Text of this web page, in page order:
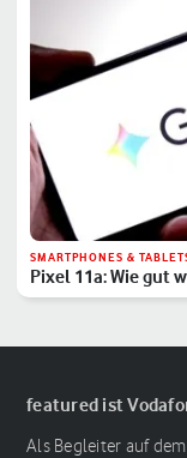
SMARTPHONES &
Pixel 11a: Wie gut
Hits?
featured ist
Als Begleiter auf